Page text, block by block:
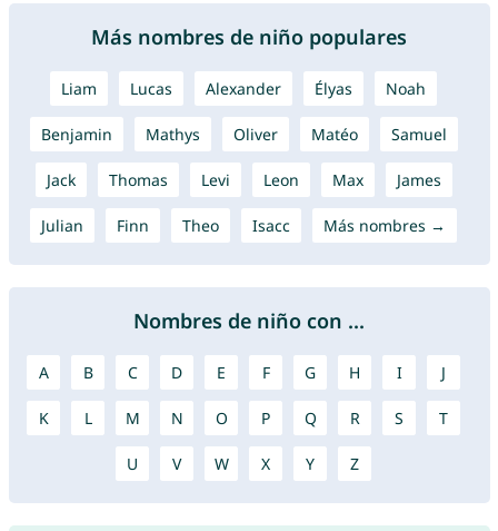
Más nombres de niño populares
Liam Lucas Alexander Élyas Noah
Benjamin Mathys Oliver Matéo Samuel
Jack Thomas Levi Leon Max James
Julian Finn Theo Isacc Más nombres →
Nombres de niño con ...
A B C D E F G H I J
K L M N O P Q R S T
U V W X Y Z